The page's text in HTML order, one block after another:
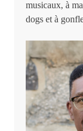
musicaux, à
dogs et à